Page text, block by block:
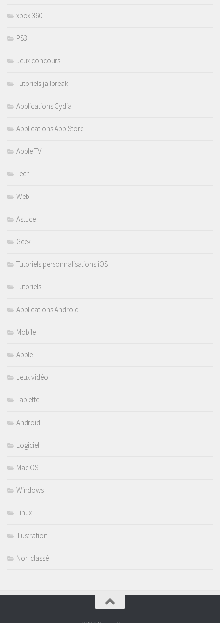
xbox 360
PS3
Jeux concours
Tutoriels jailbreak
Applications Cydia
Applications App Store
Apple TV
Tech
Web
Astuce
Geek
Tutoriels personnalisations iOS
Tutoriels
Applications Android
Mobile
Apple
Jeux vidéo
Tablette
Android
Logiciel
Mac OS
Windows
Linux
Illustration
Non classé